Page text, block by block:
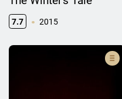
7.7 2015